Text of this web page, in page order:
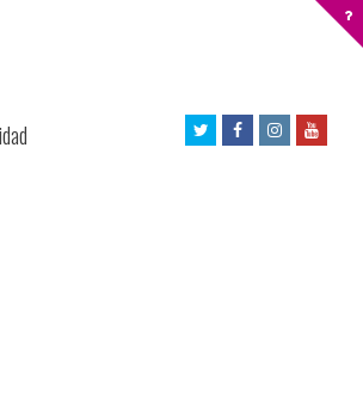
TwitterFacebookInstagram